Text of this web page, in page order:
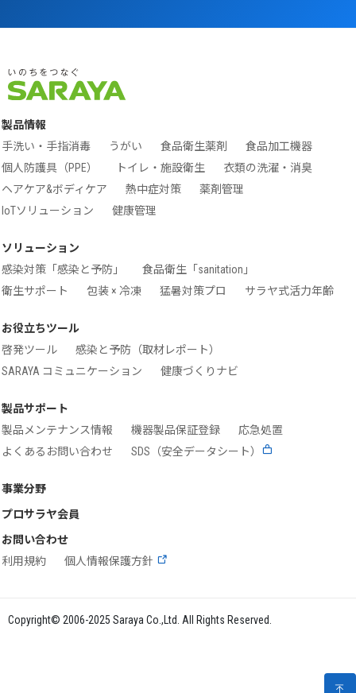
製品情報
手洗い・手指消毒
うがい 食品衛生薬剤
食品加工機器
個人防護具（PPE）
トイレ・施設衛生
衣類の洗濯・消臭
ヘアケア&ボディケア
熱中症対策
薬剤管理
IoTソリューション
健康管理
ソリューション
感染対策「感染と予防」
食品衛生「sanitation」
衛生サポート
包装 × 冷凍 猛暑対策プロ サラヤ式活力年齢
お役立ちツール
啓発ツール
感染と予防（取材レポート）
SARAYA コミュニケーション
健康づくりナビ
製品サポート
製品メンテナンス情報
機器製品保証登録
応急処置
よくあるお問い合わせ
SDS（安全データシート）
事業分野
プロサラヤ会員
お問い合わせ
利用規約
個人情報保護方針
Copyright© 2006-2025 Saraya Co.,Ltd. All Rights Reserved.